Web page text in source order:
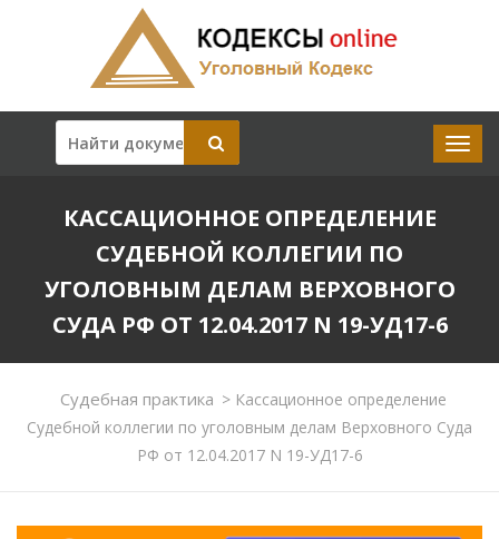
КАССАЦИОННОЕ ОПРЕДЕЛЕНИЕ
СУДЕБНОЙ КОЛЛЕГИИ ПО
УГОЛОВНЫМ ДЕЛАМ ВЕРХОВНОГО
СУДА РФ ОТ 12.04.2017 N 19-УД17-6
Судебная практика > Кассационное определение
Судебной коллегии по уголовным делам Верховного Суда
РФ от 12.04.2017 N 19-УД17-6